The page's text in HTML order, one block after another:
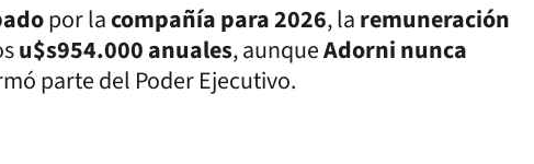
por lacompañía para 2026, laremuneración
u$s954.000 anuales, aunqueAdorni nunca
parte del Poder Ejecutivo.